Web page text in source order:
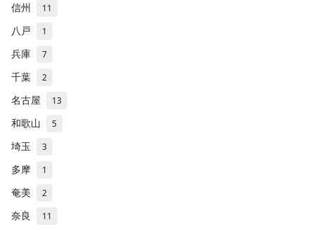
信州 11
八戸 1
兵庫 7
千葉 2
名古屋 13
和歌山 5
埼玉 3
多摩 1
奄美 2
奈良 11